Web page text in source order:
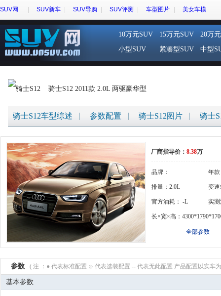
SUV网 SUV新车 SUV导购 SUV评测 车型图片 美女车模
10万元SUV 15万元SUV
20万
小型SUV
紧凑型SUV 中型
骑士S12 2011款 2.0L 两驱豪华型
骑士S12车型综述 参数配置 骑士S12图片 骑士
厂商指导价： 8.38万
品牌：
{gigi:brandname}
年款
排量：2.0L 变
官方油耗： -L 实
长×宽×高：
全部参数
参数 ( 注 ：● 代表标准配置 ⊙ 代表选装配置 -- 代表无此配置 产品配置以实车
基本参数